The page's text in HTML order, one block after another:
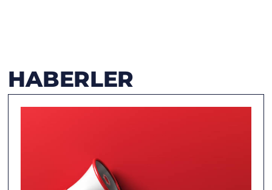
HABERLER